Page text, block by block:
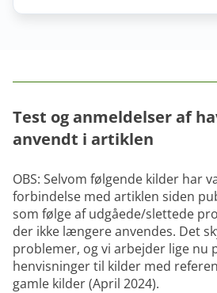
generelt sikre, hvis du blot følger
Test og anmeldelser af
anvendt i artiklen
OBS: Selvom følgende kilder har
forbindelse med artiklen siden
som følge af udgåede/slettede
der ikke længere anvendes. Det
problemer, og vi arbejder lige nu
henvisninger til kilder med
gamle kilder (April 2024).